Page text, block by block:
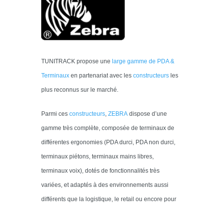
TUNITRACK propose une large gamme de PDA &
Terminaux en partenariat avec les constructeurs les
plus reconnus sur le marché.
Parmi ces constructeurs, ZEBRA dispose d’une
gamme très complète, composée de terminaux de
différentes ergonomies (PDA durci, PDA non durci,
terminaux piétons, terminaux mains libres,
terminaux voix), dotés de fonctionnalités très
variées, et adaptés à des environnements aussi
différents que la logistique, le retail ou encore pour